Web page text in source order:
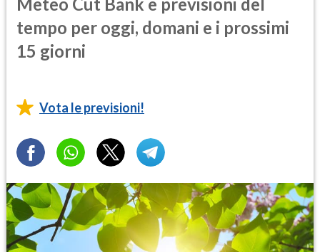
tempo per oggi, domani e i prossimi
15 giorni
Vota le previsioni!